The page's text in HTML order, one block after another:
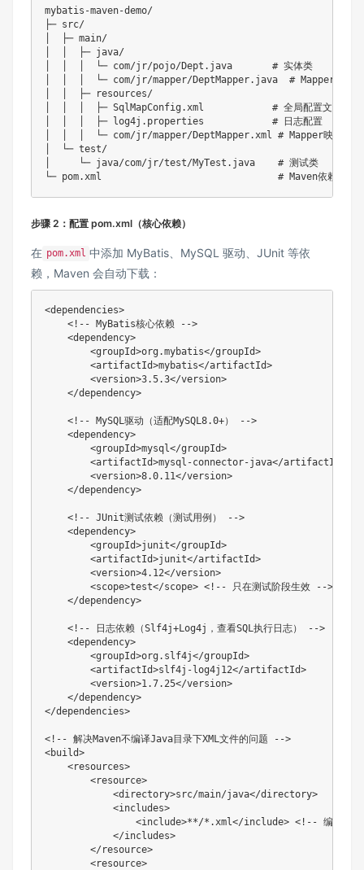
mybatis-maven-demo/
├─ src/
│  ├─ main/
│  │  ├─ java/
│  │  │  └─ com/jr/pojo/Dept.java       # 实体类
│  │  │  └─ com/jr/mapper/DeptMapper.java  # Mapper接口（
│  │  ├─ resources/
│  │  │  ├─ SqlMapConfig.xml            # 全局配置文件
│  │  │  ├─ log4j.properties            # 日志配置
│  │  │  └─ com/jr/mapper/DeptMapper.xml # Mapper映射文件
│  └─ test/
│     └─ java/com/jr/test/MyTest.java    # 测试类
步骤 2：配置 pom.xml（核心依赖）
在 pom.xml 中添加 MyBatis、MySQL 驱动、JUnit 等依
赖，Maven 会自动下载：
<dependencies>
    <!-- MyBatis核心依赖 -->
    <dependency>
        <groupId>org.mybatis</groupId>
        <artifactId>mybatis</artifactId>
        <version>3.5.3</version>
    </dependency>
    <!-- MySQL驱动（适配MySQL8.0+） -->
    <dependency>
        <groupId>mysql</groupId>
        <artifactId>mysql-connector-java</artifactId>
        <version>8.0.11</version>
    </dependency>
    <!-- JUnit测试依赖（测试用例） -->
    <dependency>
        <groupId>junit</groupId>
        <artifactId>junit</artifactId>
        <version>4.12</version>
        <scope>test</scope> <!-- 只在测试阶段生效 -->
    </dependency>
    <!-- 日志依赖（Slf4j+Log4j，查看SQL执行日志） -->
    <dependency>
        <groupId>org.slf4j</groupId>
        <artifactId>slf4j-log4j12</artifactId>
        <version>1.7.25</version>
    </dependency>
</dependencies>
<!-- 解决Maven不编译Java目录下XML文件的问题 -->
<build>
    <resources>
        <resource>
            <directory>src/main/java</directory>
            <includes>
<include>**/*.xml</include> <!-- 编译Java
            </includes>
        </resource>
        <resource>